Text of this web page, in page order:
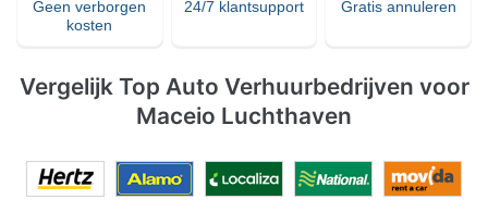
Geen verborgen
kosten
24/7 klantsupport Gratis annuleren
Vergelijk Top Auto Verhuurbedrijven voor
Maceio Luchthaven